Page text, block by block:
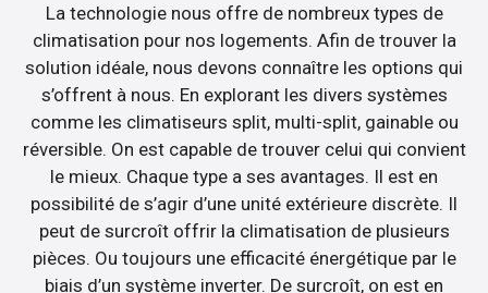
La technologie nous offre de nombreux types de
climatisation pour nos logements. Afin de trouver la
solution idéale, nous devons connaître les options qui
s’offrent à nous. En explorant les divers systèmes
comme les climatiseurs split, multi-split, gainable ou
réversible. On est capable de trouver celui qui convient
le mieux. Chaque type a ses avantages. Il est en
possibilité de s’agir d’une unité extérieure discrète. Il
peut de surcroît offrir la climatisation de plusieurs
pièces. Ou toujours une efficacité énergétique par le
biais d’un système inverter. De surcroît, on est en